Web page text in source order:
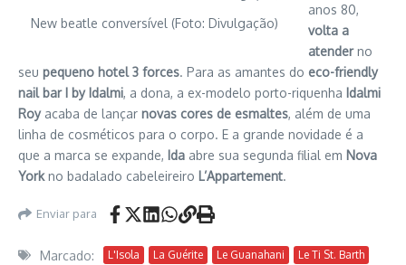
New beatle conversível (Foto: Divulgação)
anos 80,
volta a
atenderno
seu pequeno hotel 3 forces. Para as amantes do eco-friendly
nail bar I by Idalmi, a dona, a ex-modelo porto-riquenha Idalmi
Royacaba de lançar novas cores de esmaltes, além de uma
linha de cosméticos para o corpo. E a grande novidade é a
que a marca se expande, Ida abre sua segunda filial em Nova
Yorkno badalado cabeleireiro L’Appartement.
Enviar para
Marcado: L'Isola La Guérite Le Guanahani
Le Ti St. Barth